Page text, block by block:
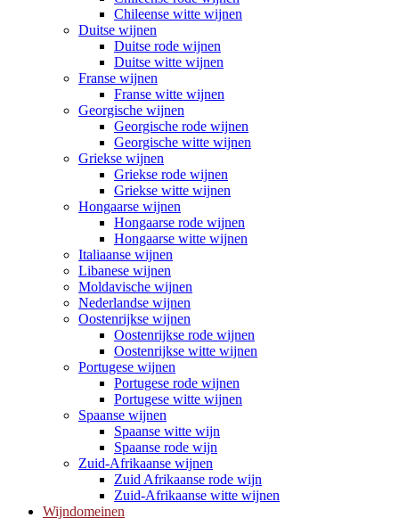
Chileense witte wijnen
Duitse wijnen
Duitse rode wijnen
Duitse witte wijnen
Franse wijnen
Franse witte wijnen
Georgische wijnen
Georgische rode wijnen
Georgische witte wijnen
Griekse wijnen
Griekse rode wijnen
Griekse witte wijnen
Hongaarse wijnen
Hongaarse rode wijnen
Hongaarse witte wijnen
Italiaanse wijnen
Libanese wijnen
Moldavische wijnen
Nederlandse wijnen
Oostenrijkse wijnen
Oostenrijkse rode wijnen
Oostenrijkse witte wijnen
Portugese wijnen
Portugese rode wijnen
Portugese witte wijnen
Spaanse wijnen
Spaanse witte wijn
Spaanse rode wijn
Zuid-Afrikaanse wijnen
Zuid Afrikaanse rode wijn
Zuid-Afrikaanse witte wijnen
Wijndomeinen